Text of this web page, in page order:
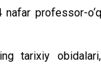
professor-
tarixiy